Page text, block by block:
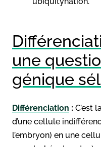
une
génique
Différenciation : C’est
d’une cellule
l’embryon) en une